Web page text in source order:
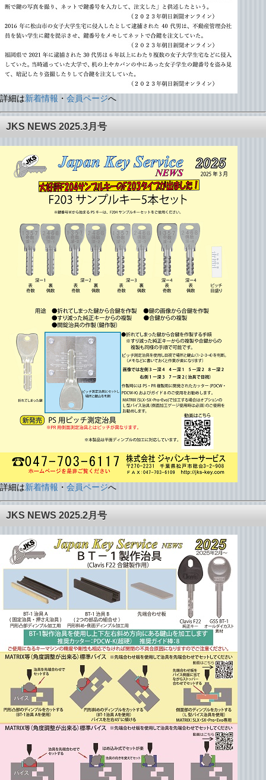
詳細は新着情報 ・ 会員ページへ
JKS NEWS 2025.3月号
詳細は新着情報 ・ 会員ページへ
JKS NEWS 2025.2月号